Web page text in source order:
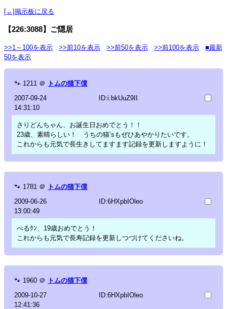
[←]掲示板に戻る
【226:3088】ご隠居
>>1～100を表示 >>前10を表示 >>前50を表示 >>前100を表示
■最新
50を表示
🐾 1211 ＠ トムの猫下僕
2007-09-24
14:31:10
ID:i.bkUuZ9II
さりどんちゃん、お誕生日おめでとう！！
23歳、素晴らしい！ うちの猫’sもぜひあやかりたいです。
これからも元気で長生きしてますます記録を更新しますように！
🐾 1781 ＠ トムの猫下僕
2009-06-26
13:00:49
ID:6HXpbIOleo
ぺるｸﾝ、19歳おめでとう！
これからも元気で長寿記録を更新しつづけてくださいね。
🐾 1960 ＠ トムの猫下僕
2009-10-27
12:41:36
ID:6HXpbIOleo